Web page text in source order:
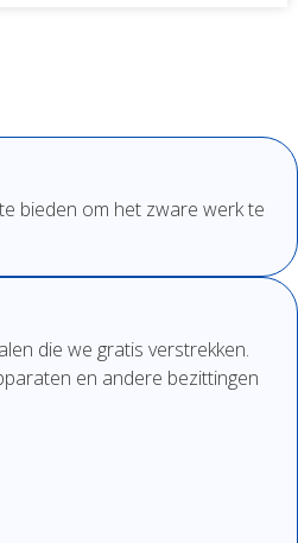
bieden om het zware werk te
die we gratis verstrekken.
en andere bezittingen